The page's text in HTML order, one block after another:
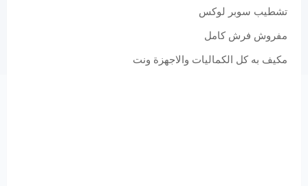
تشطيب سوبر لوكس
مفروش فرش كامل
مكيف به كل الكماليات والاجهزة ونت